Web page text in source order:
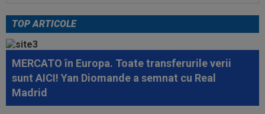
Marius Șumudică la CFR Cluj
16:12
România: ”Oamenii mari se cunosc și după...
15:33 OFICIAL
87 de milioane de euro! Arsenal a
făcut marele transfer, după ce l-a ratat pe...
TOP ARTICOLE
MERCATO în Europa. Toate transferurile verii
sunt AICI! Yan Diomande a semnat cu Real
Madrid